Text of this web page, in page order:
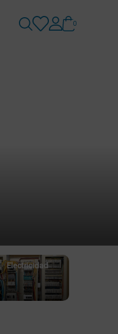
0
Electricidad